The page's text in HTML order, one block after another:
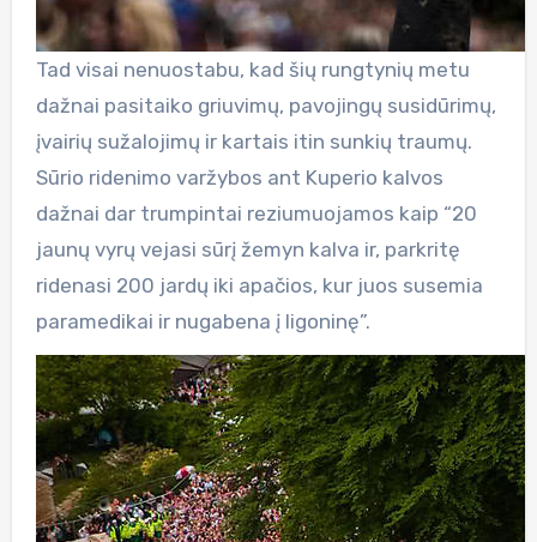
Tad visai nenuostabu, kad šių rungtynių metu
dažnai pasitaiko griuvimų, pavojingų susidūrimų,
įvairių sužalojimų ir kartais itin sunkių traumų.
Sūrio ridenimo varžybos ant Kuperio kalvos
dažnai dar trumpintai reziumuojamos kaip “20
jaunų vyrų vejasi sūrį žemyn kalva ir, parkritę
ridenasi 200 jardų iki apačios, kur juos susemia
paramedikai ir nugabena į ligoninę”.